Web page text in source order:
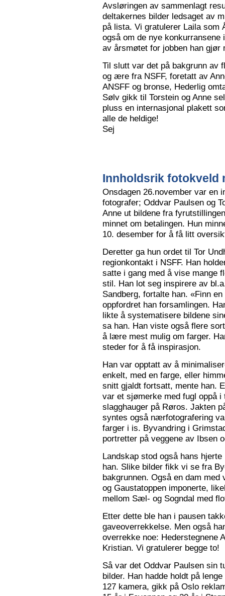
Avsløringen av sammenlagt
deltakernes bilder ledsaget av
på lista. Vi gratulerer Laila som
også om de nye
av årsmøtet for jobben han gjør
Til slutt var det på bakgrunn av
og ære fra NSFF, foretatt av
ANSFF og bronse, Hederlig
Sølv gikk til Torstein og Anne
pluss en internasjonal plakett
alle de heldige!
Sej
Innholdsrik fotokveld
Onsdagen 26.november var en
fotografer; Oddvar Paulsen og
Anne ut bildene fra
minnet om betalingen. Hun
10. desember for å få litt
Deretter ga hun ordet til Tor
regionkontakt i NSFF. Han
satte i gang med å vise mange
stil. Han lot seg inspirere av
Sandberg, fortalte han. «Finn
oppfordret han forsamlingen.
likte å systematisere bildene
sa han. Han viste også flere
å lære mest mulig om farger.
steder for å få inspirasjon.
Han var opptatt av å
enkelt, med en farge, eller
snitt gjaldt fortsatt, mente han.
var et sjømerke med fugl oppå
slagghauger på Røros. Jakten
syntes også nærfotografering
farger i is. Byvandring i
portretter på veggene av Ibsen
Landskap stod også hans
han. Slike bilder fikk vi se fra
bakgrunnen. Også en dam
og Gaustatoppen imponerte,
mellom Sæl- og Sogndal med
Etter dette ble han i pausen
gaveoverrekkelse. Men også
overrekke noe: Hederstegnene
Kristian. Vi gratulerer begge to!
Så var det Oddvar Paulsen sin
bilder. Han hadde holdt på
127 kamera, gikk på Oslo